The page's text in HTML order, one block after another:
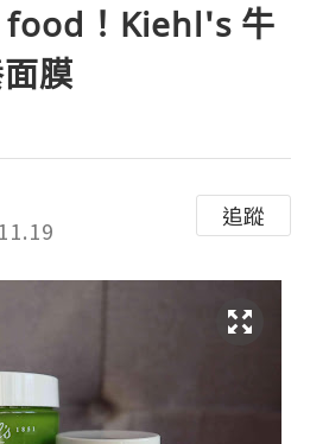
！Kiehl's 牛
膜
追蹤